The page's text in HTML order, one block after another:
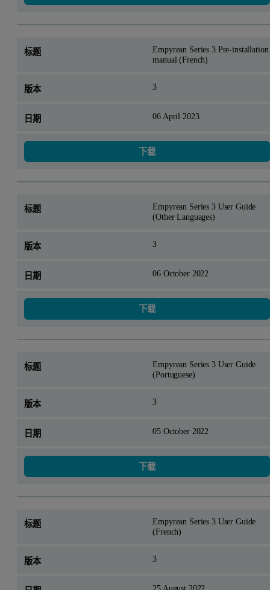
Empyrean Series 3 Pre-installation
manual (French)
3
06 April 2023
下载
Empyrean Series 3 User Guide
(Other Languages)
3
06 October 2022
下载
Empyrean Series 3 User Guide
(Portuguese)
3
05 October 2022
下载
Empyrean Series 3 User Guide
(French)
3